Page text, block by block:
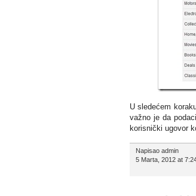
U sledećem
važno je da
korisnički ugovor
Napisao admin
5 Marta, 2012 at